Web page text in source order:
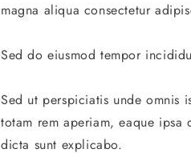
magna aliqua consectetur
Sed do eiusmod tempor
Sed ut perspiciatis unde omnis
totam rem aperiam, eaque
dicta sunt explicabo.